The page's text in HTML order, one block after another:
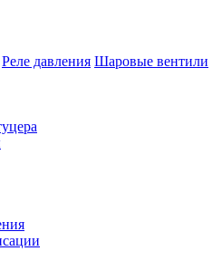
Реле давления Шаровые вентили